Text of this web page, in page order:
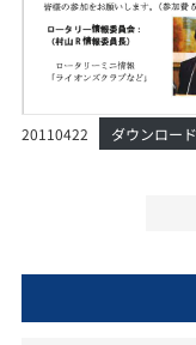
20110422 ダウンロード